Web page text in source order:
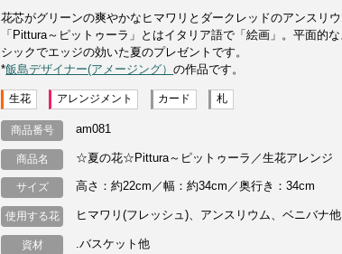
花芯がグリーンの爽やかなヒマワリとダークレッドのアンスリ
「Pittura～ピットゥーラ」とはイタリア語で「絵画」。平面的
シックでエッジの効いた夏のプレゼントです。
*飯島デザイナー(アメージング）の作品です。
生花 アレンジメント カード 札
商品番号 am081
商品名 ☆夏の花☆Pittura～ピットゥーラ／生花アレンジ
サイズ 高さ：約22cm／幅：約34cm／奥行き：34cm
使用する花 ヒマワリ(フレッシュ)、アンスリウム、ベニバナ他
資材 .バスケット他